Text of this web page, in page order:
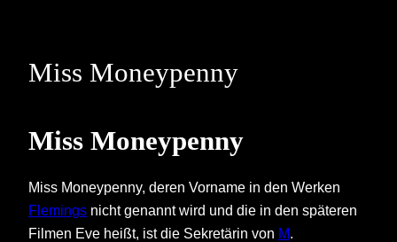
content
Miss Moneypenny
Miss Moneypenny
Miss Moneypenny, deren Vorname in den Werken
Flemings nicht genannt wird und die in den späteren
Filmen Eve heißt, ist die Sekretärin von M.